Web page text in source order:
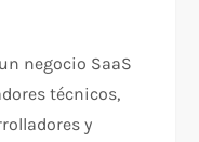
negocio SaaS
técnicos,
y